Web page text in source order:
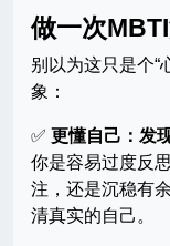
做一次
别以为这只是个“
象：
✅ 更懂自己：发
你是容易过度反
注，还是沉稳有
清真实的自己。